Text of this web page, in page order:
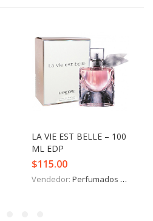
LA VIE EST BELLE – 100
ML EDP
$115.00
Vendedor: Perfumados y más